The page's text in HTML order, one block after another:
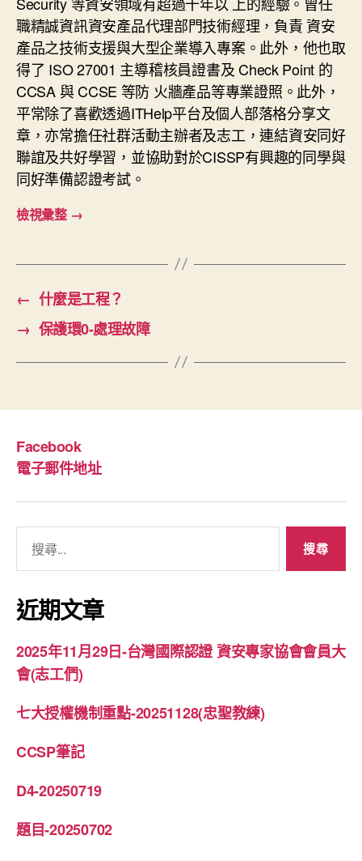
職精誠資訊資安產品代理部門技術經理，負責 資安
產品之技術支援與大型企業導入專案。此外，他也取
得了 ISO 27001 主導稽核員證書及 Check Point 的
CCSA 與 CCSE 等防 火牆產品等專業證照。此外，
平常除了喜歡透過ITHelp平台及個人部落格分享文
章，亦常擔任社群活動主辦者及志工，連結資安同好
聯誼及共好學習，並協助對於CISSP有興趣的同學與
同好準備認證考試。
檢視彙整 →
← 什麼是工程？
→ 保護環0-處理故障
Facebook
電子郵件地址
關
鍵
字:
近期文章
2025年11月29日-台灣國際認證 資安專家協會會員大
會(志工們)
七大授權機制重點-20251128(忠聖教練)
CCSP筆記
D4-20250719
題目-20250702